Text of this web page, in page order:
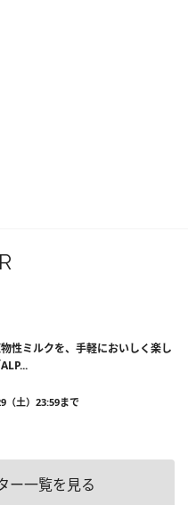
性ミルクを、手軽においしく楽し
（土）23:59まで
ー一覧を見る